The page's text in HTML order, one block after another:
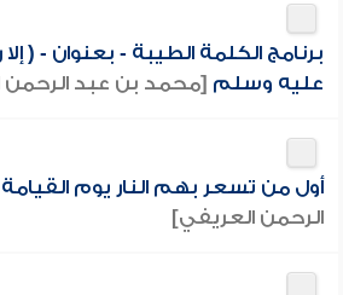
برنامج الكلمة الطيبة - بعنوان - (
عليه وسلم [محمد بن عبد الرحمن
أول من تسعر بهم النار يوم القيامة
الرحمن العريفي]